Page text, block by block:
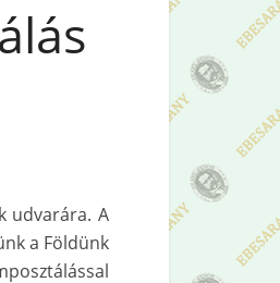
udvarára. A
a Földünk